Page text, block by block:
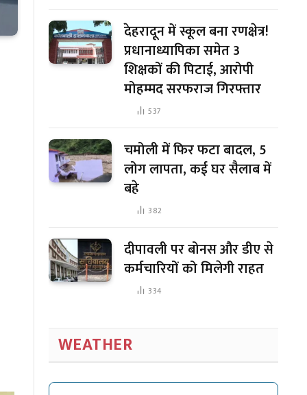
देहरादून में स्कूल बना रणक्षेत्र!
प्रधानाध्यापिका समेत 3
शिक्षकों की पिटाई, आरोपी
मोहम्मद सरफराज गिरफ्तार
537
चमोली में फिर फटा बादल, 5
लोग लापता, कई घर सैलाब में
बहे
382
दीपावली पर बोनस और डीए से
कर्मचारियों को मिलेगी राहत
334
WEATHER